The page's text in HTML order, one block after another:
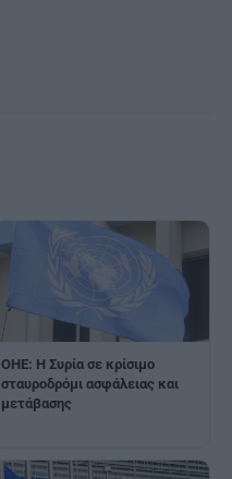
ΟΗΕ: Η Συρία σε κρίσιμο
σταυροδρόμι ασφάλειας και
μετάβασης